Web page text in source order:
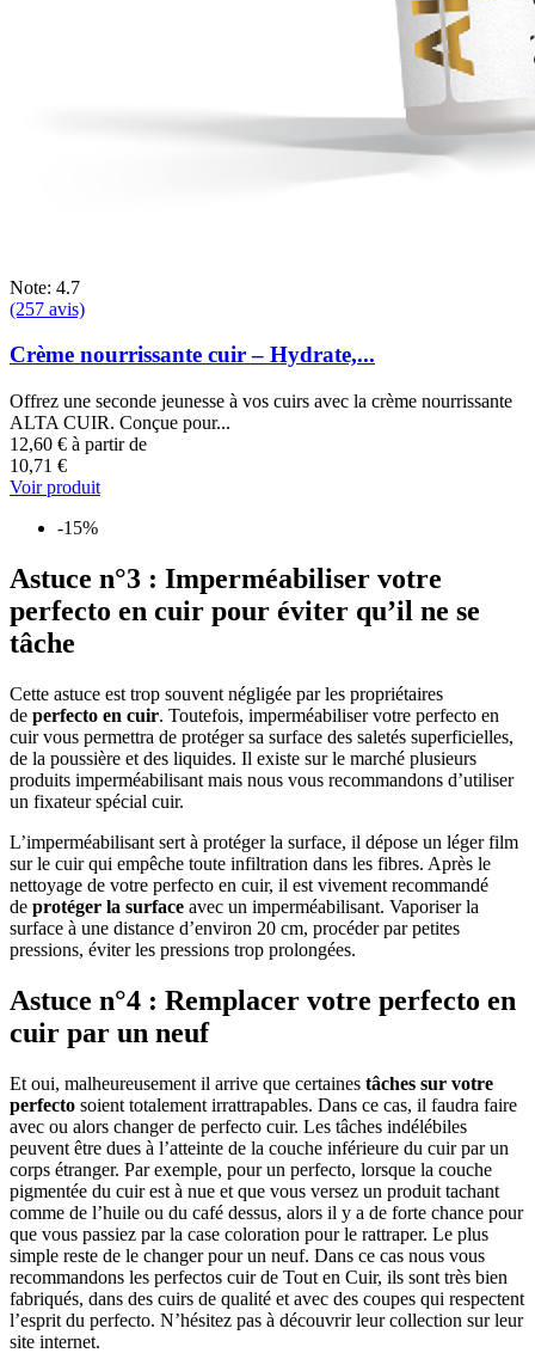
Note: 4.7
(257 avis)
Crème nourrissante cuir – Hydrate,...
Offrez une seconde jeunesse à vos cuirs avec la crème nourrissante
ALTA CUIR. Conçue pour...
12,60 € à partir de
10,71 €
Voir produit
-15%
Astuce n°3 : Imperméabiliser votre
perfecto en cuir pour éviter qu’il ne se
tâche
Cette astuce est trop souvent négligée par les propriétaires
de perfecto en cuir. Toutefois, imperméabiliser votre perfecto en
cuir vous permettra de protéger sa surface des saletés superficielles,
de la poussière et des liquides. Il existe sur le marché plusieurs
produits imperméabilisant mais nous vous recommandons d’utiliser
un fixateur spécial cuir.
L’imperméabilisant sert à protéger la surface, il dépose un léger film
sur le cuir qui empêche toute infiltration dans les fibres. Après le
nettoyage de votre perfecto en cuir, il est vivement recommandé
de protéger la surface avec un imperméabilisant. Vaporiser la
surface à une distance d’environ 20 cm, procéder par petites
pressions, éviter les pressions trop prolongées.
Astuce n°4 : Remplacer votre perfecto en
cuir par un neuf
Et oui, malheureusement il arrive que certaines tâches sur votre
perfecto soient totalement irrattrapables. Dans ce cas, il faudra faire
avec ou alors changer de perfecto cuir. Les tâches indélébiles
peuvent être dues à l’atteinte de la couche inférieure du cuir par un
corps étranger. Par exemple, pour un perfecto, lorsque la couche
pigmentée du cuir est à nue et que vous versez un produit tachant
comme de l’huile ou du café dessus, alors il y a de forte chance pour
que vous passiez par la case coloration pour le rattraper. Le plus
simple reste de le changer pour un neuf. Dans ce cas nous vous
recommandons les perfectos cuir de Tout en Cuir, ils sont très bien
fabriqués, dans des cuirs de qualité et avec des coupes qui respectent
l’esprit du perfecto. N’hésitez pas à découvrir leur collection sur leur
site internet.